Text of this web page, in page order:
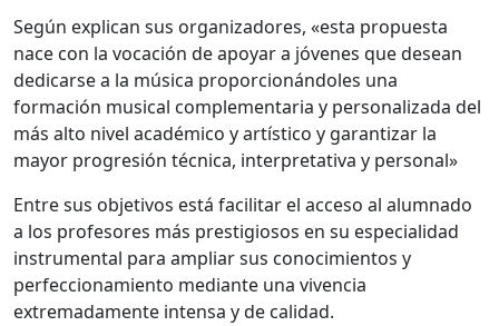
Según explican sus organizadores, «esta propuesta
nace con la vocación de apoyar a jóvenes que desean
dedicarse a la música proporcionándoles una
formación musical complementaria y personalizada del
más alto nivel académico y artístico y garantizar la
mayor progresión técnica, interpretativa y personal»
Entre sus objetivos está facilitar el acceso al alumnado
a los profesores más prestigiosos en su especialidad
instrumental para ampliar sus conocimientos y
perfeccionamiento mediante una vivencia
extremadamente intensa y de calidad.